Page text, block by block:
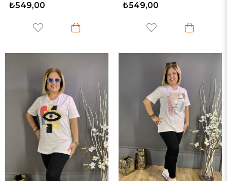
₺549,00 ₺549,00